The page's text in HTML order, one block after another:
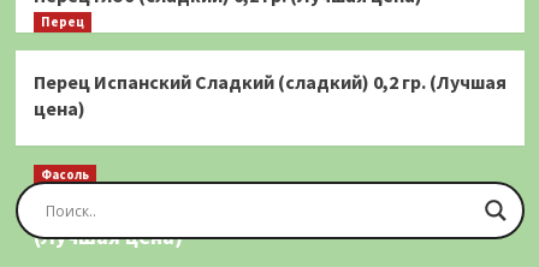
Перец
Перец Испанский Сладкий (сладкий) 0,2 гр. (Лучшая
цена)
Фасоль
Фасоль Золотая Сакса (спаржевая) 20 шт.
(Лучшая цена)